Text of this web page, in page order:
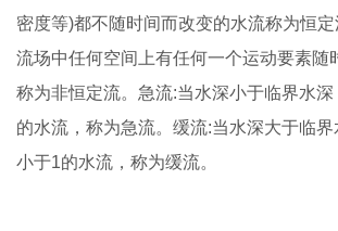
密度等)都不随时间而改变的水流称为恒定
流场中任何空间上有任何一个运动要素随
称为非恒定流。急流:当水深小于临界水
的水流，称为急流。缓流:当水深大于临
小于1的水流，称为缓流。